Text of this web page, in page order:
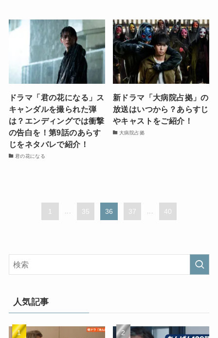
ドラマ「君の花になる」ス
キャンダルを撮られた弾
は？エンディングでは衝撃
の告白を！第9話のあらす
じをネタバレで紹介！
君の花になる
新ドラマ「大病院占拠」の
放送はいつから？あらすじ
やキャストをご紹介！
大病院占拠
1 35 36 37 40
人気記事